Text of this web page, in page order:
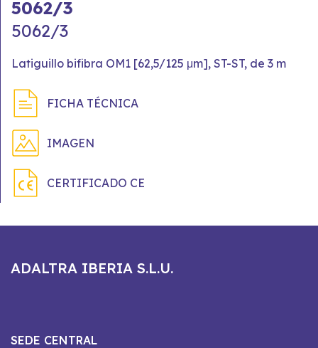
5062/3
5062/3
Latiguillo bifibra OM1 [62,5/125 μm], ST-ST, de 3 m
FICHA TÉCNICA
IMAGEN
CERTIFICADO CE
ADALTRA IBERIA S.L.U.
SEDE CENTRAL